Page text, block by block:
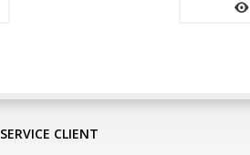
SERVICE CLIENT